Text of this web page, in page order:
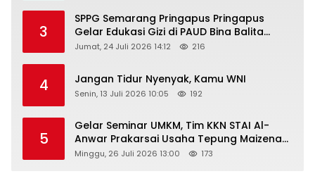
3
SPPG Semarang Pringapus Pringapus
Gelar Edukasi Gizi di PAUD Bina Balita
Peringati Hari Anak Nasional 2026
Jumat, 24 Juli 2026 14:12 216
4 Jangan Tidur Nyenyak, Kamu WNI
Senin, 13 Juli 2026 10:05 192
5
Gelar Seminar UMKM, Tim KKN STAI Al-
Anwar Prakarsai Usaha Tepung Maizena
di Logung
Minggu, 26 Juli 2026 13:00 173